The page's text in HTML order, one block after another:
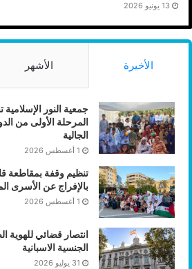
13 يونيو 2026
الأخيرة الأشهر
جمعية النور الإسلامية
المرحلة الأولى من
الجالية
1 أغسطس 2026
تنظيم وقفة بمقاطعة
بالإفراج عن الأسرى
1 أغسطس 2026
انتصار قضائي للهوية
الجنسية الاسبانية
31 يوليو 2026